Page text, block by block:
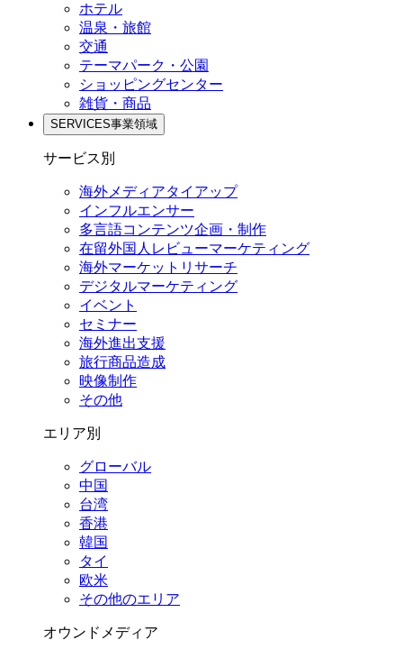
ホテル
温泉・旅館
交通
テーマパーク・公園
ショッピングセンター
雑貨・商品
SERVICES事業領域
サービス別
海外メディアタイアップ
インフルエンサー
多言語コンテンツ企画・制作
在留外国⼈レビューマーケティング
海外マーケットリサーチ
デジタルマーケティング
イベント
セミナー
海外進出支援
旅行商品造成
映像制作
その他
エリア別
グローバル
中国
台湾
香港
韓国
タイ
欧米
その他のエリア
オウンドメディア